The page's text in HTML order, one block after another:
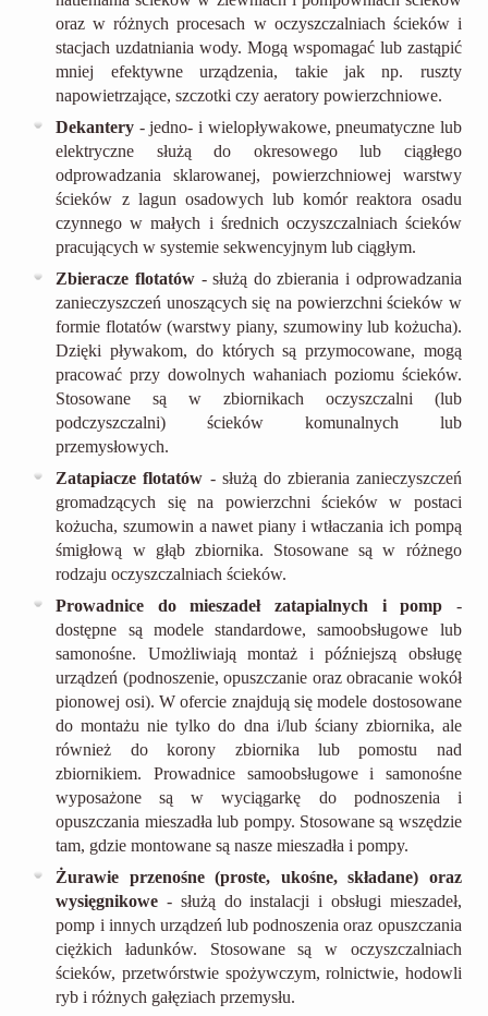
oraz w różnych procesach w oczyszczalniach ścieków i
stacjach uzdatniania wody. Mogą wspomagać lub zastąpić
mniej efektywne urządzenia, takie jak np. ruszty
napowietrzające, szczotki czy aeratory powierzchniowe.
Dekantery - jedno- i wielopływakowe, pneumatyczne lub
elektryczne służą do okresowego lub ciągłego
odprowadzania sklarowanej, powierzchniowej warstwy
ścieków z lagun osadowych lub komór reaktora osadu
czynnego w małych i średnich oczyszczalniach ścieków
pracujących w systemie sekwencyjnym lub ciągłym.
Zbieracze flotatów - służą do zbierania i odprowadzania
zanieczyszczeń unoszących się na powierzchni ścieków w
formie flotatów (warstwy piany, szumowiny lub kożucha).
Dzięki pływakom, do których są przymocowane, mogą
pracować przy dowolnych wahaniach poziomu ścieków.
Stosowane są w zbiornikach oczyszczalni (lub
podczyszczalni) ścieków komunalnych lub
przemysłowych.
Zatapiacze flotatów - służą do zbierania zanieczyszczeń
gromadzących się na powierzchni ścieków w postaci
kożucha, szumowin a nawet piany i wtłaczania ich pompą
śmigłową w głąb zbiornika. Stosowane są w różnego
rodzaju oczyszczalniach ścieków.
Prowadnice do mieszadeł zatapialnych i pomp -
dostępne są modele standardowe, samoobsługowe lub
samonośne. Umożliwiają montaż i późniejszą obsługę
urządzeń (podnoszenie, opuszczanie oraz obracanie wokół
pionowej osi). W ofercie znajdują się modele dostosowane
do montażu nie tylko do dna i/lub ściany zbiornika, ale
również do korony zbiornika lub pomostu nad
zbiornikiem. Prowadnice samoobsługowe i samonośne
wyposażone są w wyciągarkę do podnoszenia i
opuszczania mieszadła lub pompy. Stosowane są wszędzie
tam, gdzie montowane są nasze mieszadła i pompy.
Żurawie przenośne (proste, ukośne, składane) oraz
wysięgnikowe - służą do instalacji i obsługi mieszadeł,
pomp i innych urządzeń lub podnoszenia oraz opuszczania
ciężkich ładunków. Stosowane są w oczyszczalniach
ścieków, przetwórstwie spożywczym, rolnictwie, hodowli
ryb i różnych gałęziach przemysłu.